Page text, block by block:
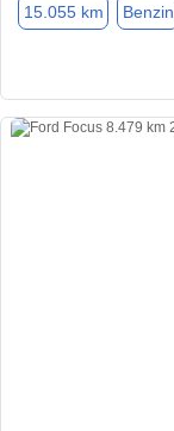
15.055 km Benzin